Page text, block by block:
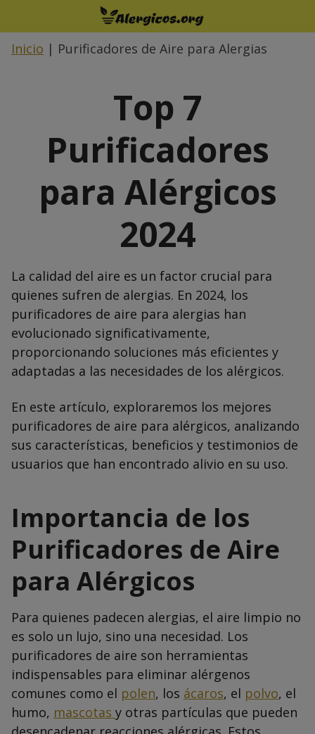
contenido
Inicio | Purificadores de Aire para Alergias
Top 7
Purificadores
para Alérgicos
2024
La calidad del aire es un factor crucial para
quienes sufren de alergias. En 2024, los
purificadores de aire para alergias han
evolucionado significativamente,
proporcionando soluciones más eficientes y
adaptadas a las necesidades de los alérgicos.
En este artículo, exploraremos los mejores
purificadores de aire para alérgicos, analizando
sus características, beneficios y testimonios de
usuarios que han encontrado alivio en su uso.
Importancia de los
Purificadores de Aire
para Alérgicos
Para quienes padecen alergias, el aire limpio no
es solo un lujo, sino una necesidad. Los
purificadores de aire son herramientas
indispensables para eliminar alérgenos
comunes como el polen, los ácaros, el polvo, el
humo, mascotas y otras partículas que pueden